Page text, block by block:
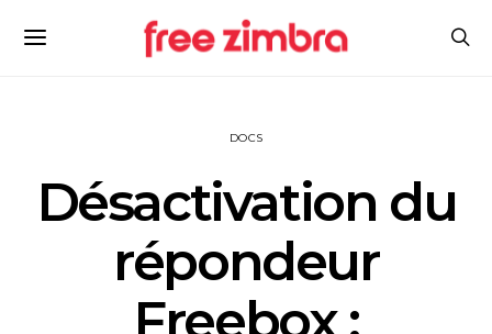
DOCS
Désactivation du
répondeur
Freebox :